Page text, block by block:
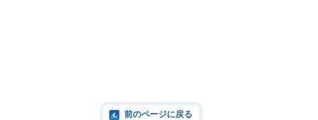
前のページに戻る